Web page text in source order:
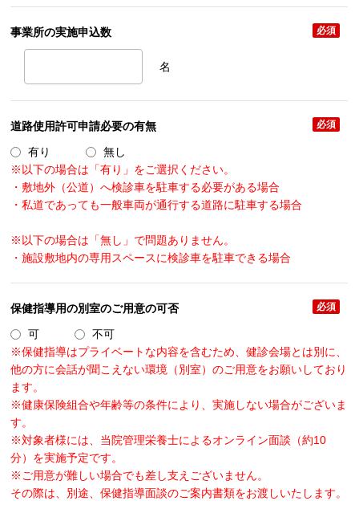
事業所の実施申込数 必須
名
道路使用許可申請必要の有無 必須
有り
無し
※以下の場合は「有り」をご選択ください。
・敷地外（公道）へ検診車を駐車する必要がある場合
・私道であっても一般車両が通行する道路に駐車する場合
※以下の場合は「無し」で問題ありません。
・施設敷地内の専用スペースに検診車を駐車できる場合
保健指導用の別室のご用意の可否 必須
可
不可
※保健指導はプライベートな内容を含むため、健診会場とは別に、
他の方に会話が聞こえない環境（別室）のご用意をお願いしており
ます。
※健康保険組合や年齢等の条件により、実施しない場合がございま
す。
※対象者様には、当院管理栄養士によるオンライン面談（約10
分）を実施予定です。
※ご用意が難しい場合でも差し支えございません。
その際は、別途、保健指導面談のご案内書類をお渡しいたします。